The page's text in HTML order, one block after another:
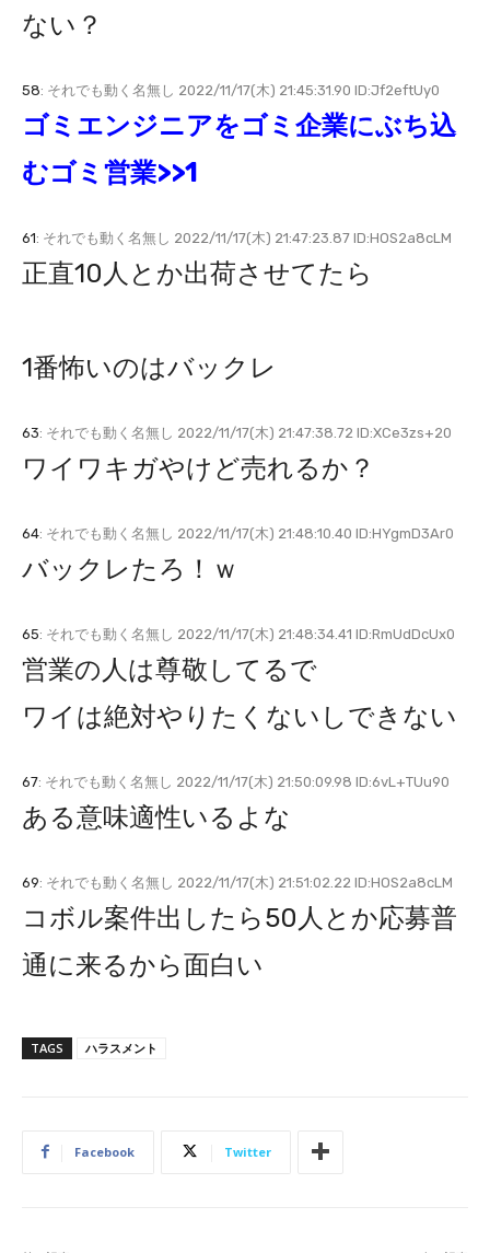
ない？
58: それでも動く名無し 2022/11/17(木) 21:45:31.90 ID:Jf2eftUy0
ゴミエンジニアをゴミ企業にぶち込
むゴミ営業>>1
61: それでも動く名無し 2022/11/17(木) 21:47:23.87 ID:HOS2a8cLM
正直10人とか出荷させてたら
1番怖いのはバックレ
63: それでも動く名無し 2022/11/17(木) 21:47:38.72 ID:XCe3zs+20
ワイワキガやけど売れるか？
64: それでも動く名無し 2022/11/17(木) 21:48:10.40 ID:HYgmD3Ar0
バックレたろ！ｗ
65: それでも動く名無し 2022/11/17(木) 21:48:34.41 ID:RmUdDcUx0
営業の人は尊敬してるで
ワイは絶対やりたくないしできない
67: それでも動く名無し 2022/11/17(木) 21:50:09.98 ID:6vL+TUu90
ある意味適性いるよな
69: それでも動く名無し 2022/11/17(木) 21:51:02.22 ID:HOS2a8cLM
コボル案件出したら50人とか応募普
通に来るから面白い
TAGS ハラスメント
Facebook Twitter